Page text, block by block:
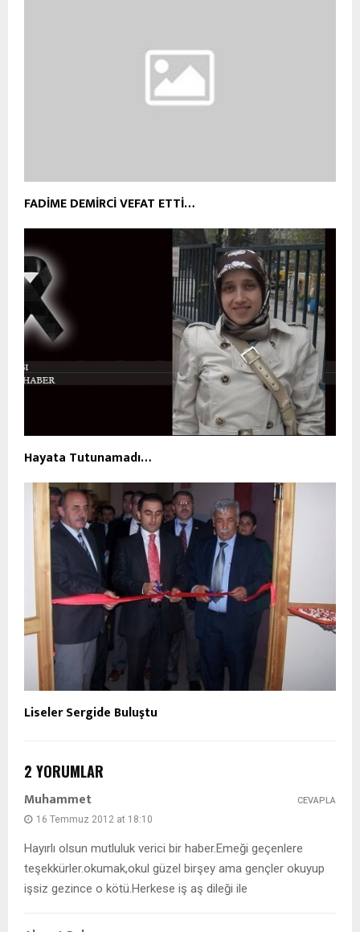
FADİME DEMİRCİ VEFAT ETTİ…
Hayata Tutunamadı…
Liseler Sergide Buluştu
2 YORUMLAR
Muhammet
16 Temmuz 2012 at 18:10
Hayırlı olsun mutluluk verici bir haber.Emeği geçenlere
teşekkürler.okumak,okul güzel birşey ama gençler okuyup
işsiz gezince o kötü.Herkese iş aş dileği ile
CEVAPLA